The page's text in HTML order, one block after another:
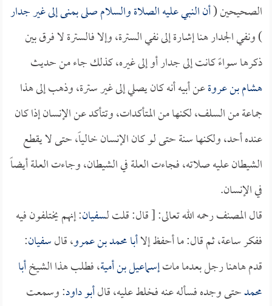
الصحيحين (أن النبي عليه الصلاة والسلام صلى بمنى إلى غير جدار
) ونفي الجدار هنا إشارة إلى نفي السترة، وإلا فالسترة لا فرق بين
ذكرها سواءً كانت إلى جدار أو إلى غيره، كذلك جاء من حديث
هشام بن عروةعن أبيه أنه كان يصلي إلى غير سترة، وذهب إلى هذا
جماعة من السلف، لكنها من المتأكدات، وتتأكد عن الإنسان إذا كان
عنده أحد، ولكنها سنة حتى لو كان الإنسان خالياً، حتى لا يقطع
الشيطان عليه صلاته، فجاءت العلة في الشيطان، وجاءت العلة أيضاً
في الإنسان.
قال المصنف رحمه الله تعالى: [ قال: قلت لـسفيان: إنهم يختلفون فيه
ففكر ساعة، ثم قال: ما أحفظ إلاأبا محمد بن عمرو، قالسفيان:
قدم هاهنا رجل بعدما ماتإسماعيل بن أمية، فطلب هذا الشيخأبا
محمدحتى وجده فسأله عنه فخلط عليه، قالأبو داود: وسمعت